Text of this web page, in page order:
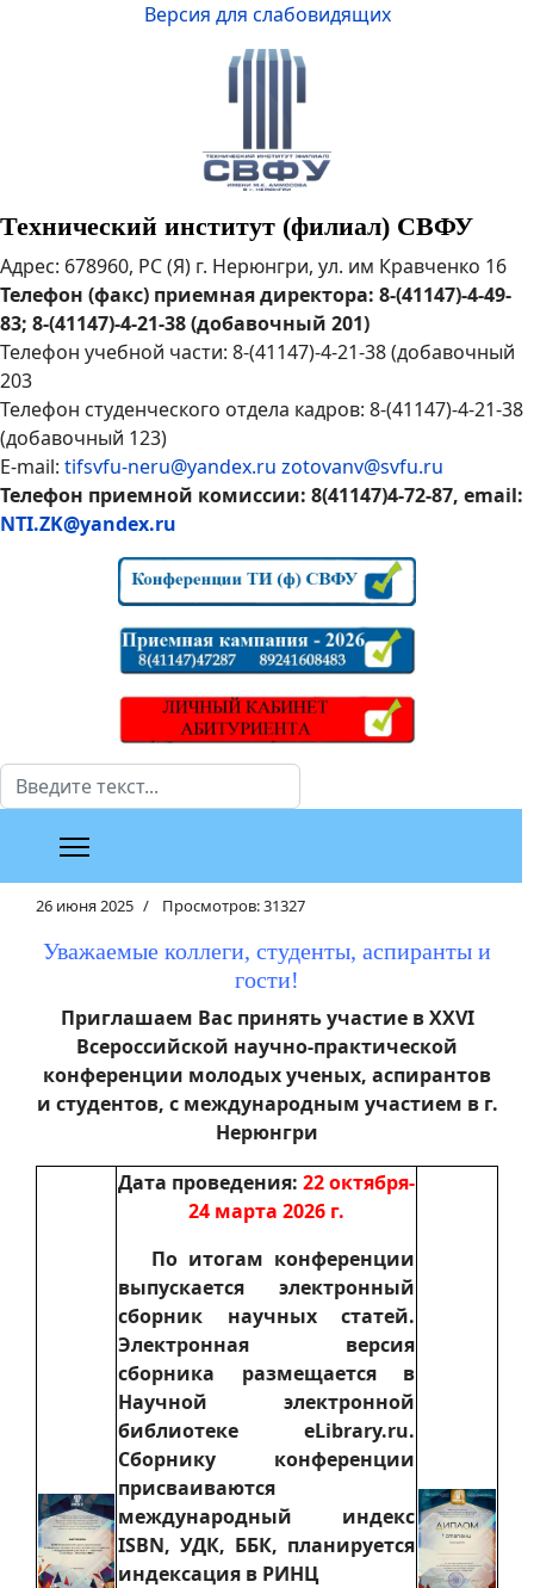
Версия для слабовидящих
Технический институт (филиал) СВФУ
Адрес: 678960, РС (Я) г. Нерюнгри, ул. им Кравченко 16
Телефон (факс) приемная директора: 8-(41147)-4-49-
83; 8-(41147)-4-21-38 (добавочный 201)
Телефон учебной части: 8-(41147)-4-21-38 (добавочный
203
Телефон студенческого отдела кадров: 8-(41147)-4-21-38
(добавочный 123)
E-mail: tifsvfu-neru@yandex.ru zotovanv@svfu.ru
Телефон приемной комиссии: 8(41147)4-72-87, email:
NTI.ZK@yandex.ru
Поиск
26 июня 2025 Просмотров: 31327
Уважаемые коллеги, студенты, аспиранты и
гости!
Приглашаем Вас принять участие в XXVI
Всероссийской научно-практической
конференции молодых ученых, аспирантов
и студентов, с международным участием в г.
Нерюнгри
Дата проведения: 22 октября-
24 марта 2026 г.
По итогам конференции
выпускается электронный
сборник научных статей.
Электронная версия
сборника размещается в
Научной электронной
библиотеке eLibrary.ru.
Сборнику конференции
присваиваются
международный индекс
ISBN, УДК, ББК, планируется
индексация в РИНЦ